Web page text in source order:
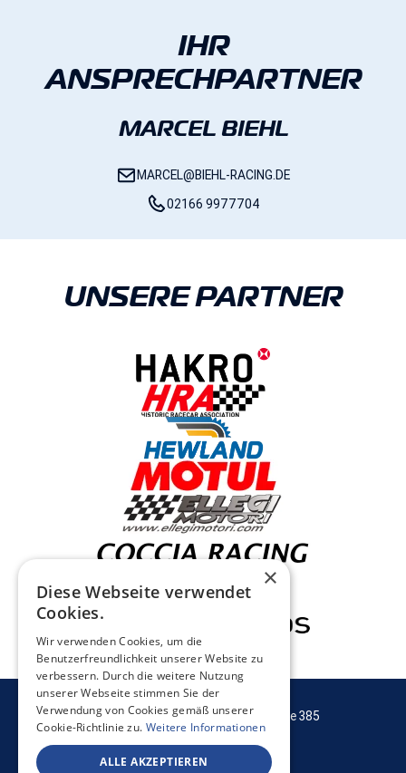
IHR
ANSPRECHPARTNER
MARCEL BIEHL
MARCEL@BIEHL-RACING.DE
02166 9977704
UNSERE PARTNER
BIEHL RACING GMBHKonstantinstraße 385
41238 Mönchengladbach
×
Diese Webseite verwendet
Cookies.
Wir verwenden Cookies, um die
Benutzerfreundlichkeit unserer Website zu
verbessern. Durch die weitere Nutzung
unserer Webseite stimmen Sie der
Verwendung von Cookies gemäß unserer
Cookie-Richtlinie zu. Weitere Informationen
ALLE AKZEPTIEREN